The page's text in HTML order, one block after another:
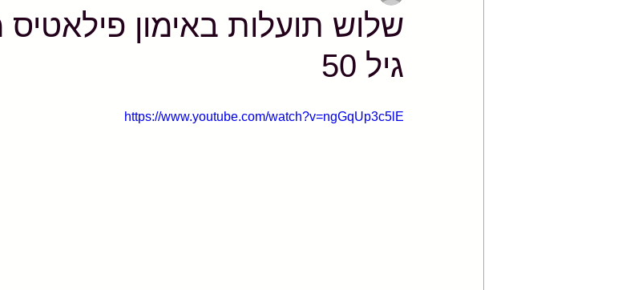
שלוש תועלות באימון
גיל 50
https://www.youtube.com/watch?v=ngGqUp3c5lE